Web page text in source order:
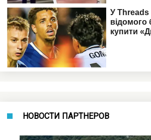
НОВОСТИ ПАРТНЕРОВ